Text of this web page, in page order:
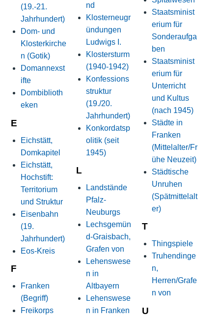
(19.-21.
Jahrhundert)
Dom- und
Klosterkirche
n (Gotik)
Domannexst
ifte
Dombiblioth
eken
E
Eichstätt,
Domkapitel
Eichstätt,
Hochstift:
Territorium
und Struktur
Eisenbahn
(19.
Jahrhundert)
Eos-Kreis
F
Franken
(Begriff)
Freikorps
nd
Klosterneugr
ündungen
Ludwigs I.
Klostersturm
(1940-1942)
Konfessions
struktur
(19./20.
Jahrhundert)
Konkordatsp
olitik (seit
1945)
L
Landstände
Pfalz-
Neuburgs
Lechsgemün
d-Graisbach,
Grafen von
Lehenswese
n in
Altbayern
Lehenswese
n in Franken
Staatsminist
erium für
Sonderaufga
ben
Staatsminist
erium für
Unterricht
und Kultus
(nach 1945)
Städte in
Franken
(Mittelalter/Fr
ühe Neuzeit)
Städtische
Unruhen
(Spätmittelalt
er)
T
Thingspiele
Truhendinge
n,
Herren/Grafe
n von
U